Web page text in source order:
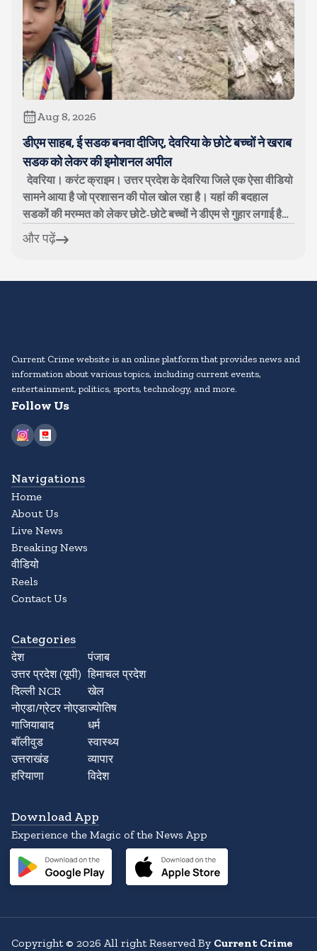
Aug 8, 2026
डीएम साहब, ई सडक बनवा दीजिए, देवरिया के छोटे बच्चों ने खराब
सडक को लेकर की इमोशनल अपील
देवरिया। करंट क्राइम। उत्तर प्रदेश के देवरिया जिले एक ऐसा वीडियो
सामने आया है जो प्रशासन की पोल खोल रहा है। यहां की बदहाल
सडकों की मरम्मत को लेकर छोटे-छोटे बच्चों ने डीएम से गुहार लगाई है।
बच्चों का...
और पढ़ें
Current Crime website is an online platform that provides news and
information about various topics, including current events,
entertainment, politics, sports, technology, and more.
Follow Us
Navigations
Home
About Us
Live News
Breaking News
वीडियो
Reels
Contact Us
Categories
देश
उत्तर प्रदेश (यूपी)
दिल्ली NCR
नोएडा/ग्रेटर नोएडा
गाजियाबाद
बॉलीवुड
उत्तराखंड
हरियाणा
पंजाब
हिमाचल प्रदेश
खेल
ज्योतिष
धर्म
स्वास्थ्य
व्यापार
विदेश
Download App
Experience the Magic of the News App
Copyright© 2026 All right Reserved By Current Crime